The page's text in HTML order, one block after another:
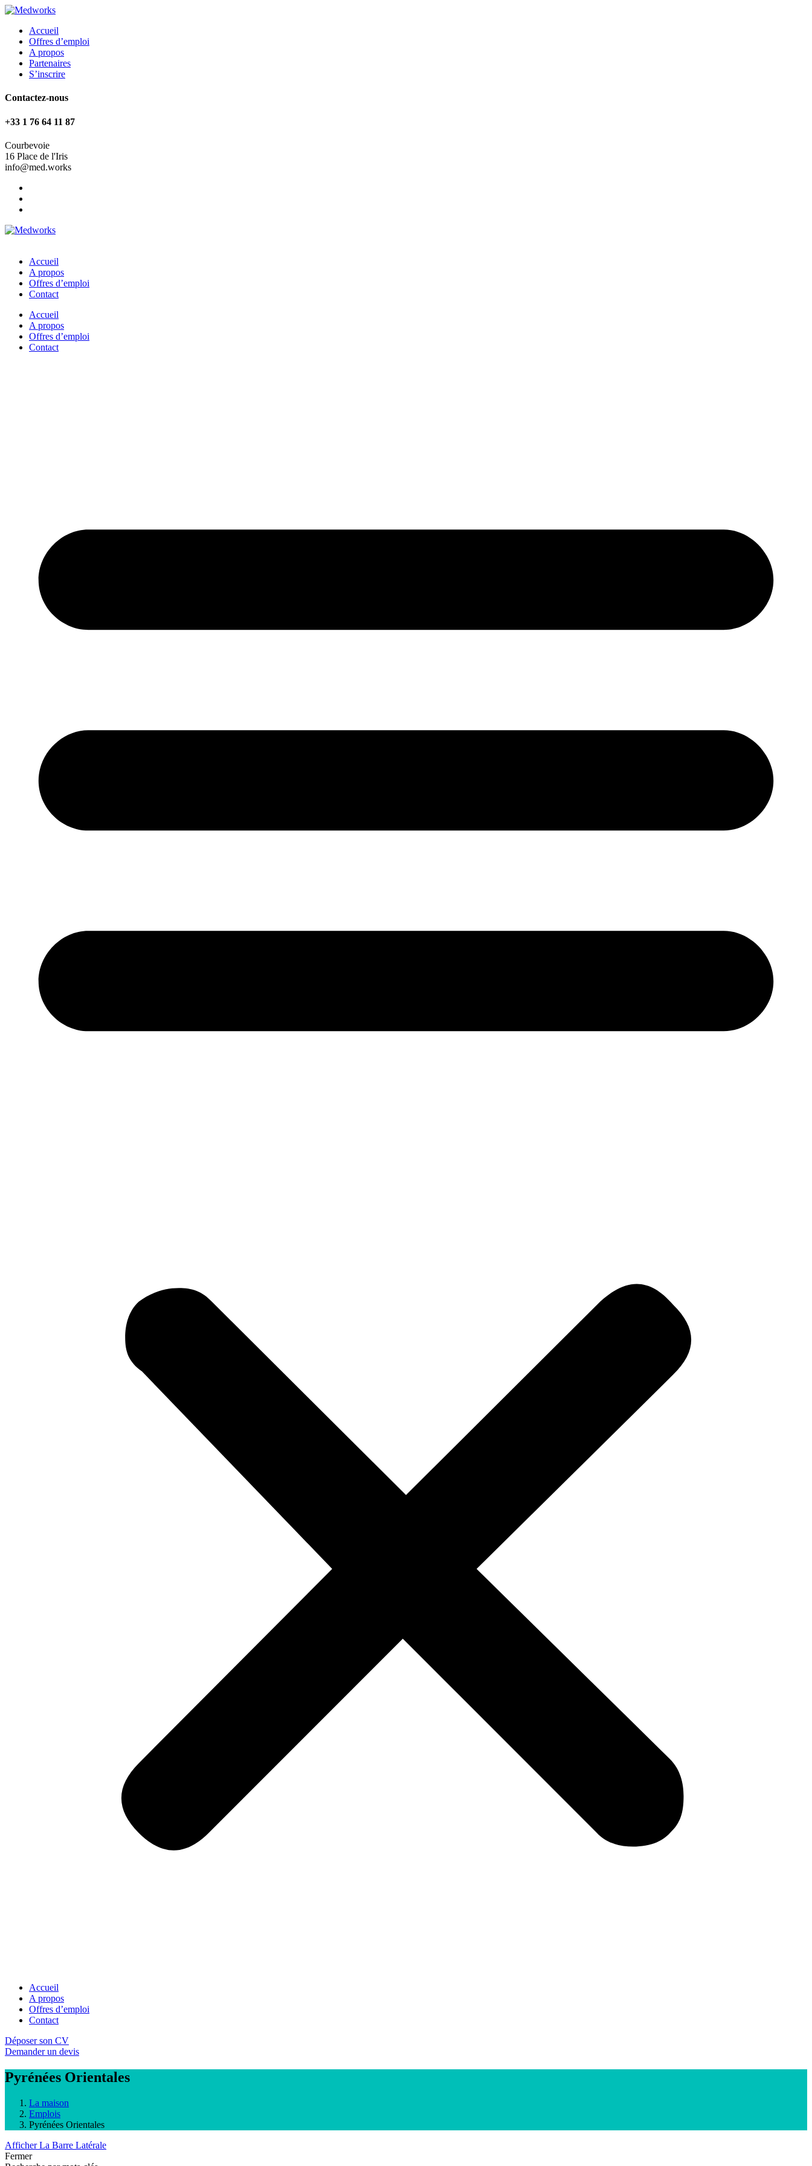
Accueil
Offres d’emploi
A propos
Partenaires
S’inscrire
Contactez-nous
+33 1 76 64 11 87
Courbevoie
16 Place de l'Iris
info@med.works
Accueil
A propos
Offres d’emploi
Contact
Accueil
A propos
Offres d’emploi
Contact
Accueil
A propos
Offres d’emploi
Contact
Déposer son CV
Demander un devis
Pyrénées Orientales
La maison
Emplois
Pyrénées Orientales
Afficher La Barre Latérale
Fermer